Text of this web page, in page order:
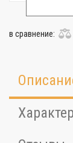
в сравнение: